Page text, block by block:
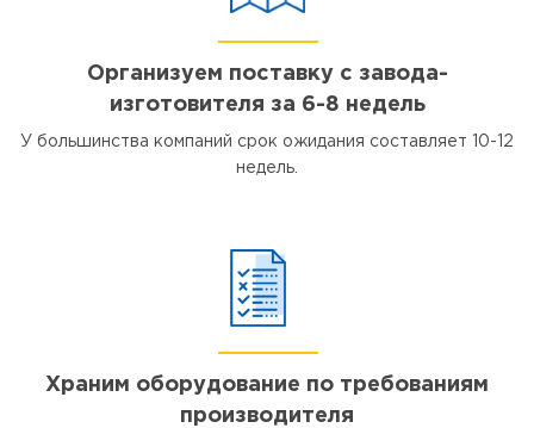
Организуем поставку с завода-
изготовителя за 6-8 недель
У большинства компаний срок ожидания составляет 10-12
недель.
Храним оборудование по требованиям
производителя